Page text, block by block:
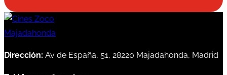
Dirección: Av de España, 51, 28220 Majadahonda, Madrid